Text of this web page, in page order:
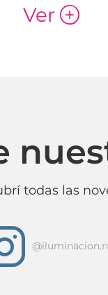
Ver p
todas las